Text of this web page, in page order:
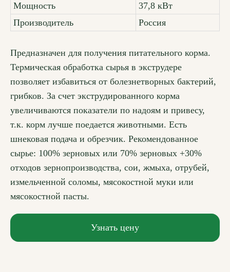
Мощность
37,8 кВт
Производитель
Россия
Предназначен для получения питательного корма.
Термическая обработка сырья в экструдере
позволяет избавиться от болезнетворных бактерий,
грибков. За счет экструдированного корма
увеличиваются показатели по надоям и привесу,
т.к. корм лучше поедается животными. Есть
шнековая подача и обрезчик. Рекомендованное
сырье: 100% зерновых или 70% зерновых +30%
отходов зернопроизводства, сои, жмыха, отрубей,
измельченной соломы, мясокостной муки или
мясокостной пасты.
Узнать цену